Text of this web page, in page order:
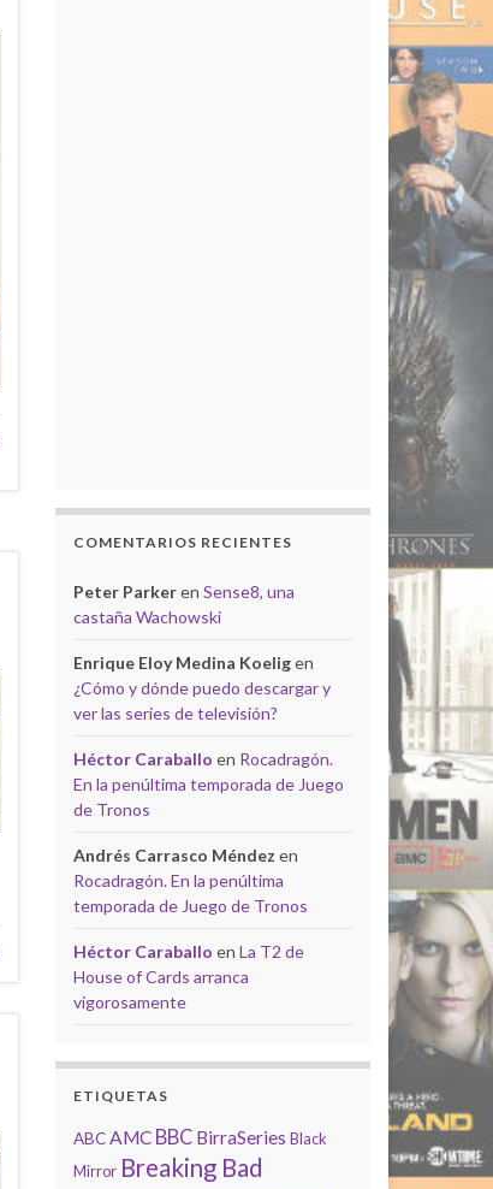
COMENTARIOS RECIENTES
Peter Parkeren Sense8, una
castaña Wachowski
Enrique Eloy Medina Koeligen
¿Cómo y dónde puedo descargar y
ver las series de televisión?
Héctor Caraballo en Rocadragón.
En la penúltima temporada de Juego
de Tronos
Andrés Carrasco Méndez en
Rocadragón. En la penúltima
temporada de Juego de Tronos
Héctor Caraballo en La T2 de
House of Cards arranca
vigorosamente
ETIQUETAS
ABC AMC BBC BirraSeries Black
Mirror Breaking Bad